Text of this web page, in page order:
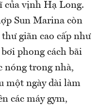
của vịnh Hạ Long.
Sun Marina còn
giãn cao cấp như
phong cách bãi
nóng trong nhà,
một ngày dài làm
các máy gym,